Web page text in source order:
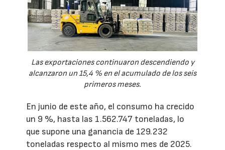
Las exportaciones continuaron descendiendo y
alcanzaron un 15,4 % en el acumulado de los seis
primeros meses.
En junio de este año, el consumo ha crecido
un 9 %, hasta las 1.562.747 toneladas, lo
que supone una ganancia de 129.232
toneladas respecto al mismo mes de 2025.